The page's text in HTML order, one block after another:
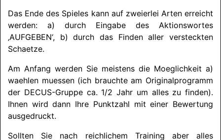
Das Ende des Spieles kann auf zweierlei Arten erreicht
werden: a) durch Eingabe des Aktionswortes
‚AUFGEBEN‘, b) durch das Finden aller versteckten
Schaetze.
Am Anfang werden Sie meistens die Moeglichkeit a)
waehlen muessen (ich brauchte am Originalprogramm
der DECUS-Gruppe ca. 1/2 Jahr um alles zu finden).
Ihnen wird dann Ihre Punktzahl mit einer Bewertung
ausgedruckt.
Sollten Sie nach reichlichem Training aber alles